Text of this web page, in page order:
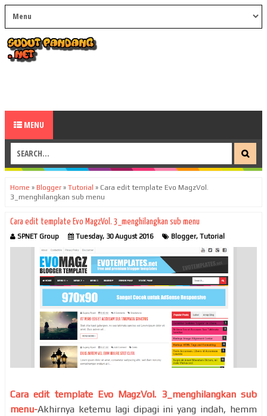
MENU
Home » Blogger » Tutorial » Cara edit template Evo MagzVol.
3_menghilangkan sub menu
Cara edit template Evo MagzVol. 3_menghilangkan sub menu
SPNET Group Tuesday, 30 August 2016 Blogger, Tutorial
Cara edit template Evo MagzVol. 3_menghilangkan sub
menu-Akhirnya ketemu lagi dipagi ini yang indah, hemm